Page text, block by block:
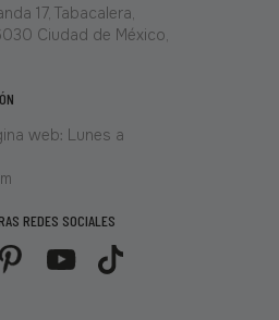
17, Tabacalera,
Ciudad de México,
web: Lunes a
REDES SOCIALES